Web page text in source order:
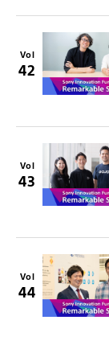
Vol
42
Vol
43
Vol
44